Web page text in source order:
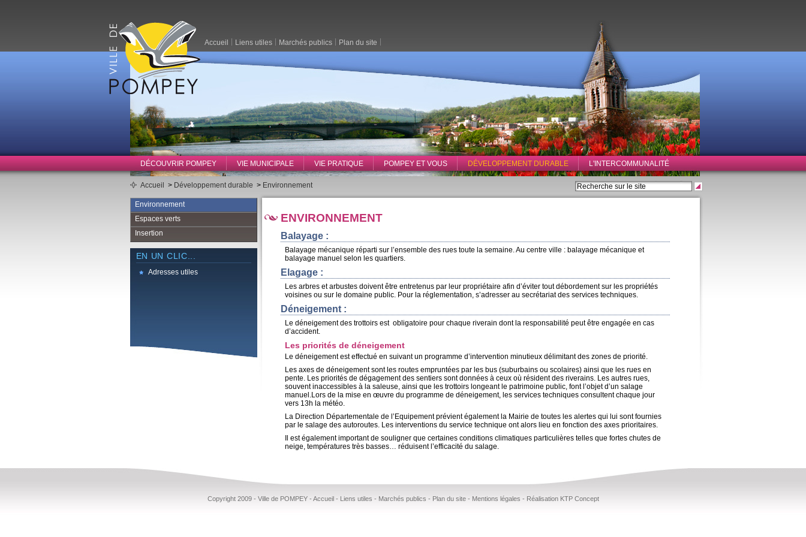
DÉCOUVRIR POMPEY VIE MUNICIPALE VIE PRATIQUE POMPEY ET VOUS DÉVELOPPEMENT DURABLE L'INTERCOMMUNALITÉ
Accueil Liens utiles Marchés publics Plan du site
Accueil > Développement durable > Environnement
Environnement
Espaces verts
Insertion
EN UN CLIC...
Adresses utiles
ENVIRONNEMENT
Balayage :
Balayage mécanique réparti sur l’ensemble des rues toute la semaine. Au centre ville : balayage mécanique et
balayage manuel selon les quartiers.
Elagage :
Les arbres et arbustes doivent être entretenus par leur propriétaire afin d’éviter tout débordement sur les propriétés
voisines ou sur le domaine public. Pour la réglementation, s’adresser au secrétariat des services techniques.
Déneigement :
Le déneigement des trottoirs est obligatoire pour chaque riverain dont la responsabilité peut être engagée en cas
d’accident.
Les priorités de déneigement
Le déneigement est effectué en suivant un programme d’intervention minutieux délimitant des zones de priorité.
Les axes de déneigement sont les routes empruntées par les bus (suburbains ou scolaires) ainsi que les rues en
pente. Les priorités de dégagement des sentiers sont données à ceux où résident des riverains. Les autres rues,
souvent inaccessibles à la saleuse, ainsi que les trottoirs longeant le patrimoine public, font l’objet d’un salage
manuel.Lors de la mise en œuvre du programme de déneigement, les services techniques consultent chaque jour
vers 13h la météo.
La Direction Départementale de l’Equipement prévient également la Mairie de toutes les alertes qui lui sont fournies
par le salage des autoroutes. Les interventions du service technique ont alors lieu en fonction des axes prioritaires.
Il est également important de souligner que certaines conditions climatiques particulières telles que fortes chutes de
neige, températures très basses… réduisent l’efficacité du salage.
Copyright 2009 - Ville de POMPEY - Accueil- Liens utiles - Marchés publics - Plan du site- Mentions légales - Réalisation KTP Concept